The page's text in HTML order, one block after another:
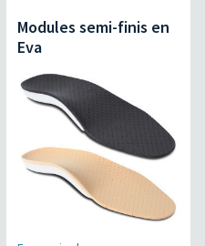
Modules semi-finis en
Eva